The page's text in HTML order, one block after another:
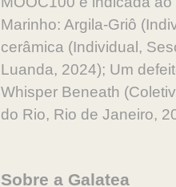
Marinho: Argila-Griô
cerâmica (Individual,
Luanda, 2024); Um
Whisper Beneath
do Rio, Rio de Janeiro,
Sobre a Galatea